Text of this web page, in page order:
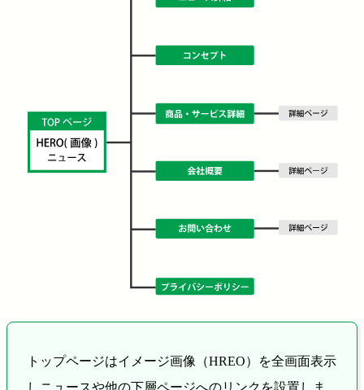
トップページはイメージ画像（HREO）を全画面表示
しニュースや他の下層ページへのリンクを設置しま